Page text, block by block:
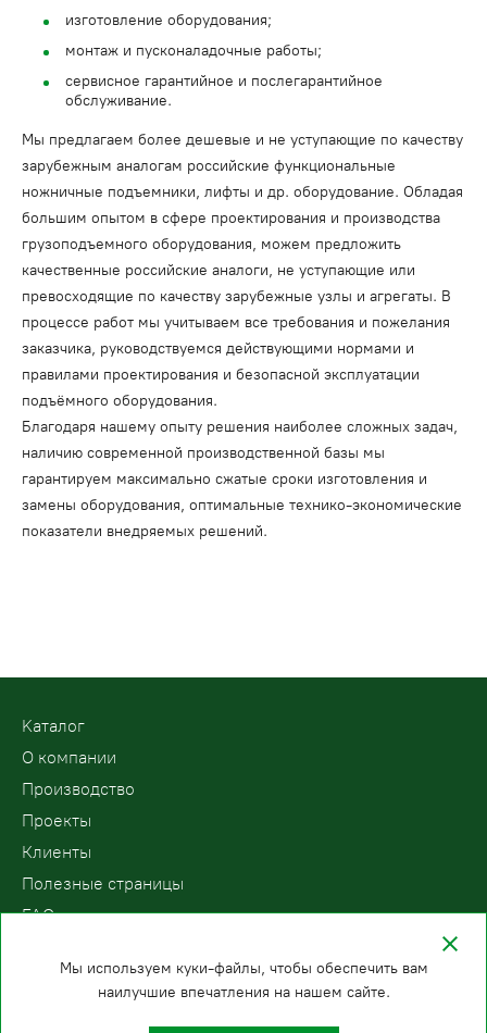
изготовление оборудования;
монтаж и пусконаладочные работы;
сервисное гарантийное и послегарантийное
обслуживание.
Мы предлагаем более дешевые и не уступающие по качеству
зарубежным аналогам российские функциональные
ножничные подъемники, лифты и др. оборудование. Обладая
большим опытом в сфере проектирования и производства
грузоподъемного оборудования, можем предложить
качественные российские аналоги, не уступающие или
превосходящие по качеству зарубежные узлы и агрегаты. В
процессе работ мы учитываем все требования и пожелания
заказчика, руководствуемся действующими нормами и
правилами проектирования и безопасной эксплуатации
подъёмного оборудования.
Благодаря нашему опыту решения наиболее сложных задач,
наличию современной производственной базы мы
гарантируем максимально сжатые сроки изготовления и
замены оборудования, оптимальные технико-экономические
показатели внедряемых решений.
Kаталог
О компании
Производство
Проекты
Клиенты
Полезные страницы
FAQ
Мы используем куки-файлы, чтобы обеспечить вам
наилучшие впечатления на нашем сайте.